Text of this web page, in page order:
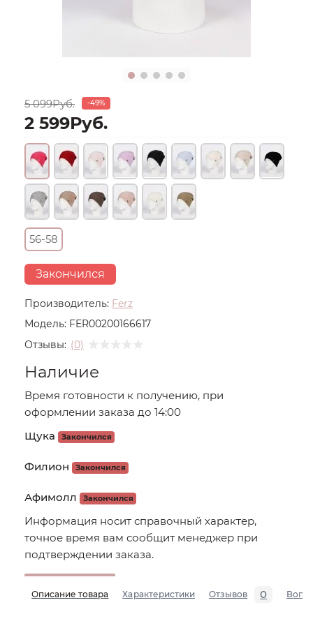
Производитель: Ferz
Модель: FER00200166617
Отзывы: (0)
5 099Руб. -49%
2 599Руб.
56-58
Закончился
Наличие
Время готовности к получению, при
оформлении заказа до 14:00
Щука
Закончился
Филион Закончился
Афимолл Закончился
Информация носит справочный характер,
точное время вам сообщит менеджер при
подтверждении заказа.
Описание товара Характеристики Отзывов 0